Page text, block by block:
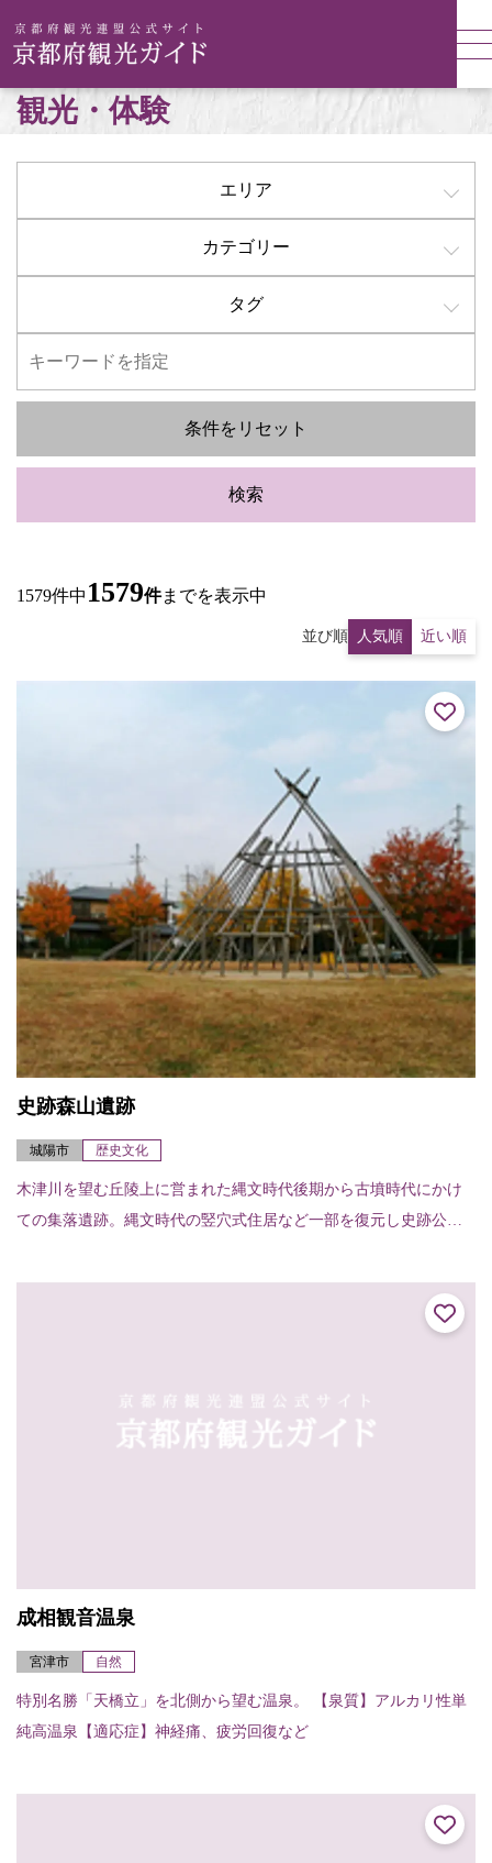
観光・体験
エリア
カテゴリー
タグ
条件をリセット
検索
1579件中 1579件までを表示中
並び順 人気順 近い順
史跡森山遺跡
城陽市 歴史文化
木津川を望む丘陵上に営まれた縄文時代後期から古墳時代にかけ
ての集落遺跡。縄文時代の竪穴式住居など一部を復元し史跡公園
成相観音温泉
宮津市 自然
特別名勝「天橋立」を北側から望む温泉。 【泉質】アルカリ性単
純高温泉【適応症】神経痛、疲労回復など